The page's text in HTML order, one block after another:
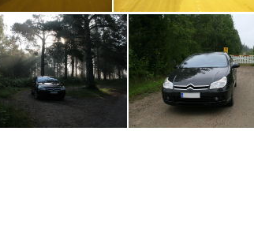
IMG_0068a.jpg IMG_0063a.jpg